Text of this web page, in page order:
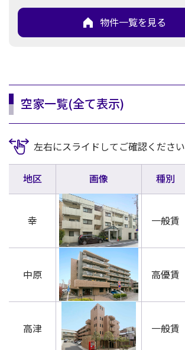
物件一覧を見る
空家一覧(全て表示)
左右にスライドしてご確認ください
地区
幸
画像 種別
一般賃
中原 高優賃
高津 一般賃